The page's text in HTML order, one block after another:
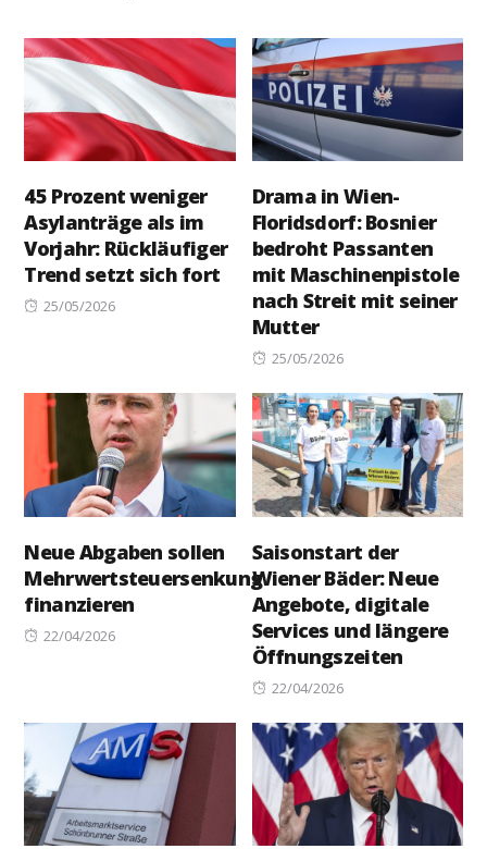
45 Prozent weniger
Asylanträge als im
Vorjahr: Rückläufiger
Trend setzt sich fort
Posted
25/05/2026
Drama in Wien-
Floridsdorf: Bosnier
bedroht Passanten
mit Maschinenpistole
nach Streit mit seiner
Mutter
Posted
25/05/2026
Neue Abgaben sollen
Mehrwertsteuersenkung
finanzieren
Posted
22/04/2026
Saisonstart der
Wiener Bäder: Neue
Angebote, digitale
Services und längere
Öffnungszeiten
Posted
22/04/2026